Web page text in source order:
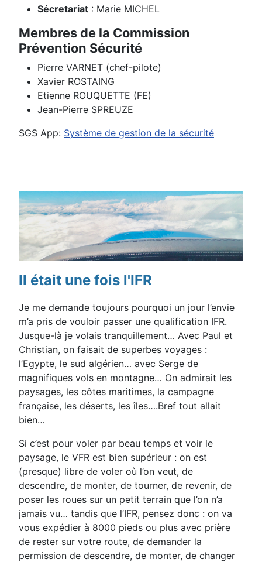
Sécretariat : Marie MICHEL
Membres de la Commission
Prévention Sécurité
Pierre VARNET (chef-pilote)
Xavier ROSTAING
Etienne ROUQUETTE (FE)
Jean-Pierre SPREUZE
SGS App: Système de gestion de la sécurité
Il était une fois l'IFR
Je me demande toujours pourquoi un jour l’envie
m’a pris de vouloir passer une qualification IFR.
Jusque-là je volais tranquillement… Avec Paul et
Christian, on faisait de superbes voyages :
l’Egypte, le sud algérien… avec Serge de
magnifiques vols en montagne… On admirait les
paysages, les côtes maritimes, la campagne
française, les déserts, les îles….Bref tout allait
bien…
Si c’est pour voler par beau temps et voir le
paysage, le VFR est bien supérieur : on est
(presque) libre de voler où l’on veut, de
descendre, de monter, de tourner, de revenir, de
poser les roues sur un petit terrain que l’on n’a
jamais vu… tandis que l’IFR, pensez donc : on va
vous expédier à 8000 pieds ou plus avec prière
de rester sur votre route, de demander la
permission de descendre, de monter, de changer